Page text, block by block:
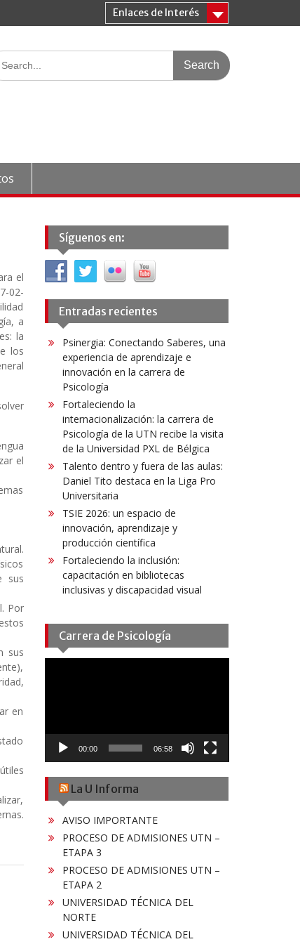
Enlaces de Interés
el
02-
a
la
los
el
sus
Por
sus
en
Síguenos en:
Entradas recientes
Psinergia: Conectando Saberes, una
experiencia de aprendizaje e
innovación en la carrera de
Psicología
Fortaleciendo la
internacionalización: la carrera de
Psicología de la UTN recibe la visita
de la Universidad PXL de Bélgica
Talento dentro y fuera de las aulas:
Daniel Tito destaca en la Liga Pro
Universitaria
TSIE 2026: un espacio de
innovación, aprendizaje y
producción científica
Fortaleciendo la inclusión:
capacitación en bibliotecas
inclusivas y discapacidad visual
Carrera de Psicología
00:00 06:58
La U Informa
AVISO IMPORTANTE
PROCESO DE ADMISIONES UTN –
ETAPA 3
PROCESO DE ADMISIONES UTN –
ETAPA 2
UNIVERSIDAD TÉCNICA DEL
NORTE
UNIVERSIDAD TÉCNICA DEL